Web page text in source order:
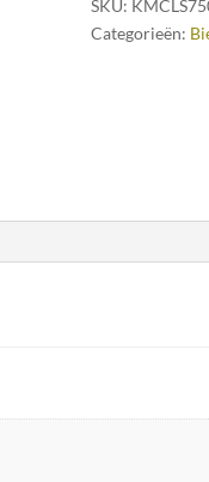
SKU:
Categorieën: